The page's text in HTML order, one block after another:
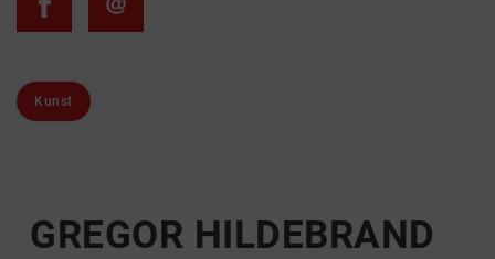
Kunst
GREGOR HILDEBRAND